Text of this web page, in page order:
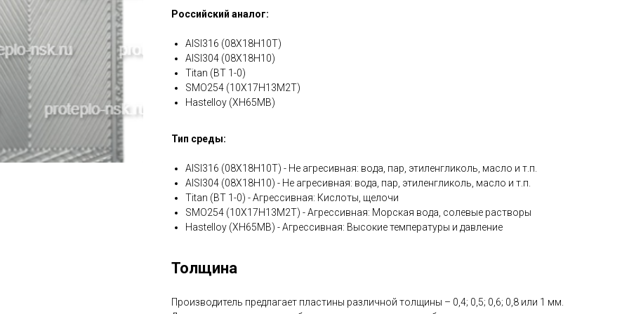
Российский аналог:
AISI316 (08Х18Н10Т)
AISI304 (08Х18Н10)
Titan (ВТ 1-0)
SMO254 (10Х17Н13М2Т)
Hastelloy (ХН65МВ)
Тип среды:
AISI316 (08Х18Н10Т) - Не агресивная: вода, пар, этиленгликоль, масло и т.п.
AISI304 (08Х18Н10) - Не агресивная: вода, пар, этиленгликоль, масло и т.п.
Titan (ВТ 1-0) - Агрессивная: Кислоты, щелочи
SMO254 (10Х17Н13М2Т) - Агрессивная: Морская вода, солевые растворы
Hastelloy (ХН65МВ) - Агрессивная: Высокие температуры и давление
Толщина
Производитель предлагает пластины различной толщины – 0,4; 0,5; 0,6; 0,8 или 1 мм.